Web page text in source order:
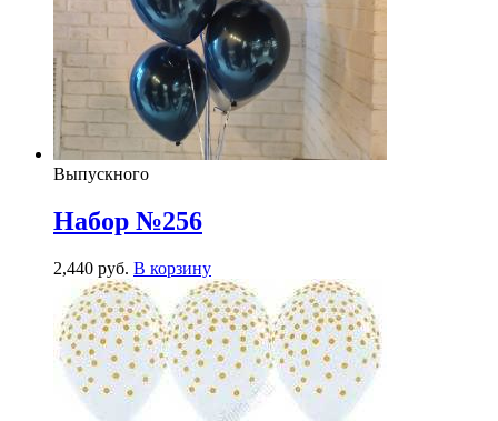
Выпускного
Набор №256
2,440 руб. В корзину